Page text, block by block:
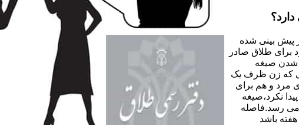
پیش بینی شده
طلاق صادر
شدن صیغه
که زن ظرف یک
مرد و هم برای
نکرد،صیغه
می رسد.فاصله
باشد